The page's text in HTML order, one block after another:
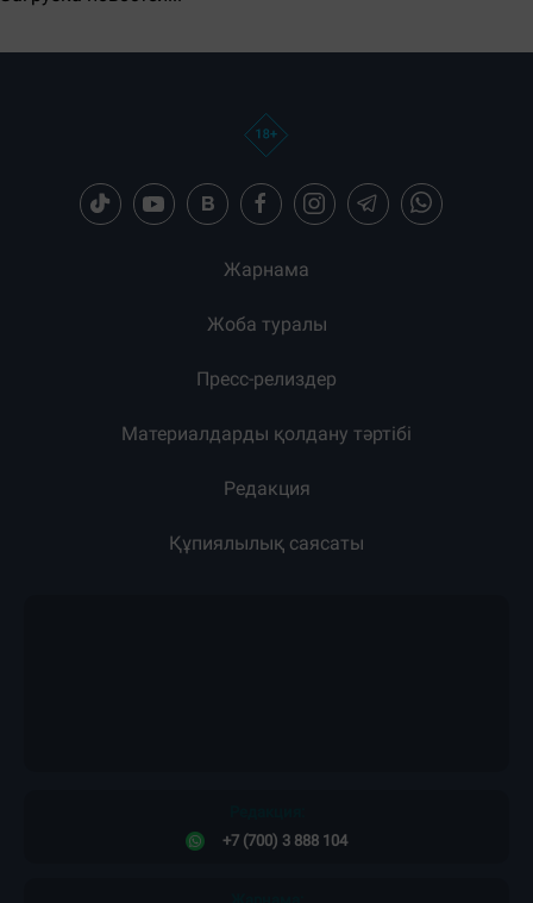
Жарнама
Жоба туралы
Пресс-релиздер
Материалдарды қолдану тәртібі
Редакция
Құпиялылық саясаты
+7 (700) 3 888 104